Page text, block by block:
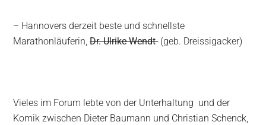
– Hannovers derzeit beste und schnellste
Marathonläuferin,Dr. Ulrike Wendt (geb. Dreissigacker)
Vieles im Forum lebte von der Unterhaltung und der
Komik zwischen Dieter Baumann und Christian Schenck,